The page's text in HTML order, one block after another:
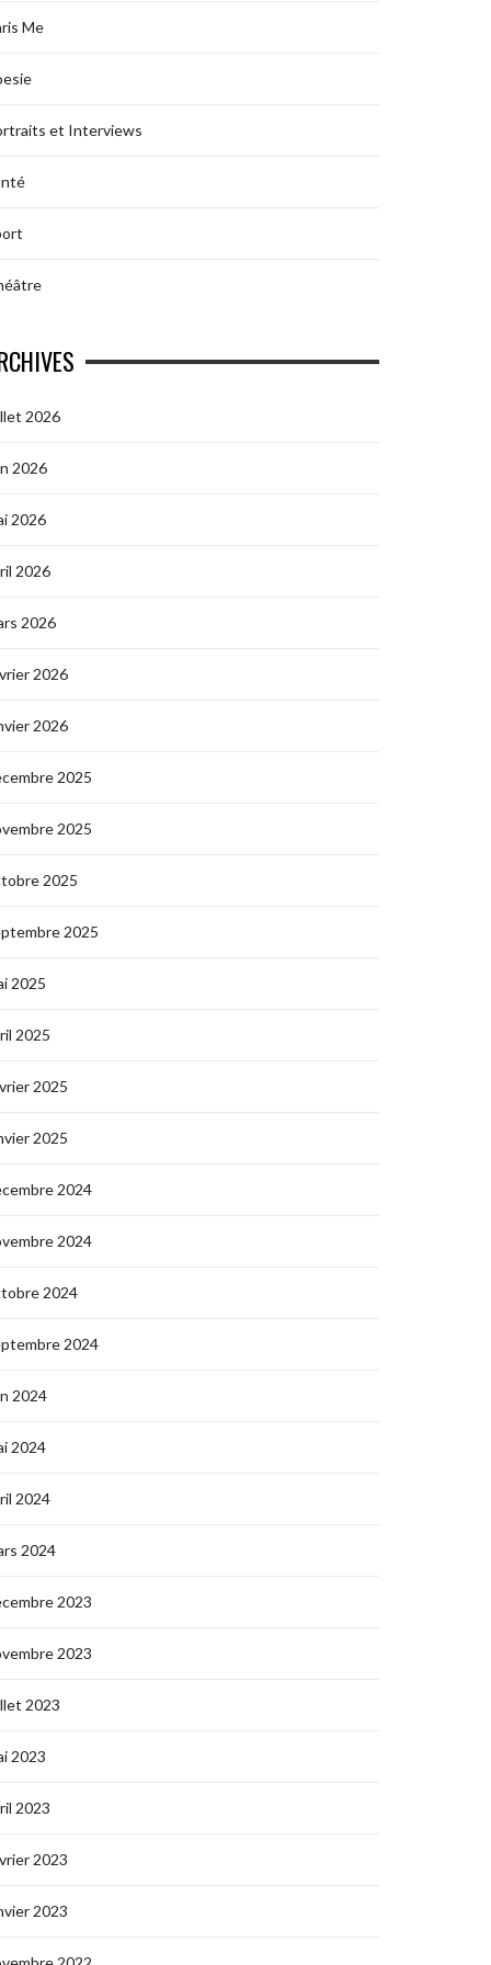
Me
et Interviews
2026
2026
2026
2026
2026
2026
2026
2025
2025
2025
2025
2025
2025
2025
2025
2024
2024
2024
2024
2024
2024
2024
2024
2023
2023
2023
2023
2023
2023
2023